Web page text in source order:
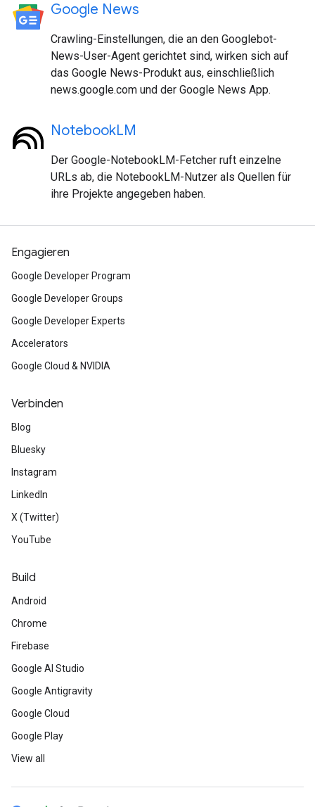
Google News
Crawling-Einstellungen, die an den Googlebot-
News-User-Agent gerichtet sind, wirken sich auf
das Google News-Produkt aus, einschließlich
news.google.com und der Google News App.
NotebookLM
Der Google-NotebookLM-Fetcher ruft einzelne
URLs ab, die NotebookLM-Nutzer als Quellen für
ihre Projekte angegeben haben.
Engagieren
Google Developer Program
Google Developer Groups
Google Developer Experts
Accelerators
Google Cloud & NVIDIA
Verbinden
Blog
Bluesky
Instagram
LinkedIn
X (Twitter)
YouTube
Build
Android
Chrome
Firebase
Google AI Studio
Google Antigravity
Google Cloud
Google Play
View all